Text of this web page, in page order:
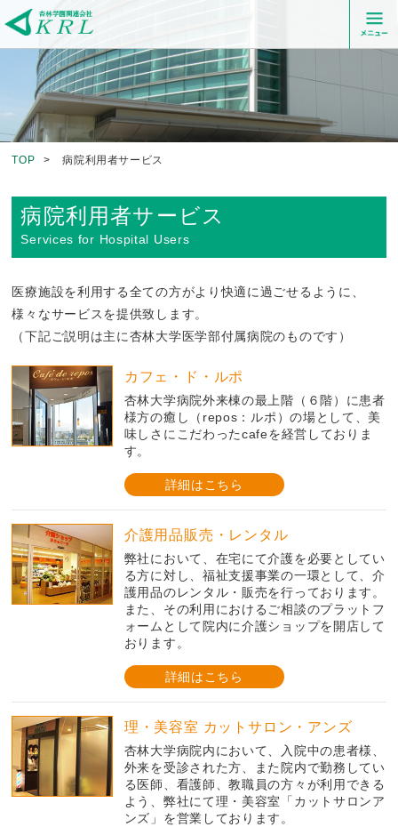
TOP > 病院利用者サービス
病院利用者サービス
Services for Hospital Users
医療施設を利用する全ての方がより快適に過ごせるように、
様々なサービスを提供致します。
（下記ご説明は主に杏林大学医学部付属病院のものです）
カフェ・ド・ルポ
杏林大学病院外来棟の最上階（６階）に患者
様方の癒し（repos：ルポ）の場として、美
味しさにこだわったcafeを経営しておりま
す。
詳細はこちら
介護用品販売・レンタル
弊社において、在宅にて介護を必要としてい
る方に対し、福祉支援事業の一環として、介
護用品のレンタル・販売を行っております。
また、その利用におけるご相談のプラットフ
ォームとして院内に介護ショップを開店して
おります。
詳細はこちら
理・美容室 カットサロン・アンズ
杏林大学病院内において、入院中の患者様、
外来を受診された方、また院内で勤務してい
る医師、看護師、教職員の方々が利用できる
よう、弊社にて理・美容室「カットサロンア
ンズ」を営業しております。